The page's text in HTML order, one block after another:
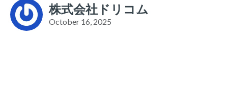
株式会社ドリコム
October 16, 2025